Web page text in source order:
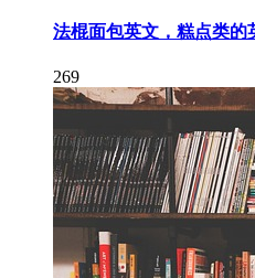
法棍面包英文，糕点类的
269